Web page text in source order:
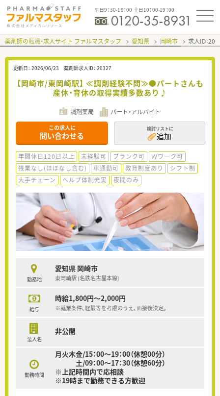
平日9：30-19：00 土日10：00-19：00
薬剤師の転職・求人サイト ファルマスタッフ 愛知県 岡崎市 求人ID：
更新日： 2026/06/23 薬剤師求人ID： 20327
【岡崎市/東岡崎駅】 ≪調剤経験不問≫●パートさんも
産休・育休の取得実績多数あり♪
調剤薬局 パート・アルバイト
この求人に
問い合わせる
検討リストに
追加
年間休日120日以上 未経験可 ブランク可
Ｗワーク可
残業なし(ほぼなし含む)
車通勤可 教育制度あり
シフト制
大手チェーン
ヘルプ体制充実 夜間のみ
勤務地
愛知県 岡崎市
東岡崎駅 (名鉄名古屋本線)
給与
時給1,800円～2,000円
※就業条件、経験等を考慮のうえ、面接後決定。
法人名
非公開
勤務時間
月火木金/15：00～19：00（休憩00分）
土/09：00～17：30（休憩60分）
※上記時間内で応相談
※19時まで勤務できる方歓迎